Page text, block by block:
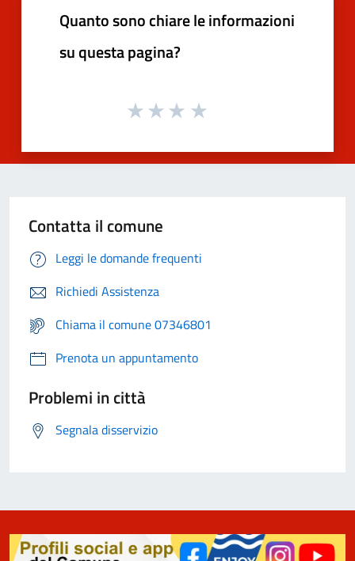
Quanto sono chiare le informazioni
su questa pagina?
Contatta il comune
Leggi le domande frequenti
Richiedi Assistenza
Chiama il comune 07346801
Prenota un appuntamento
Problemi in città
Segnala disservizio